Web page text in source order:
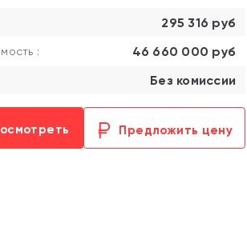
295 316 руб
: 46 660 000 руб
Без комиссии
Предложить цену